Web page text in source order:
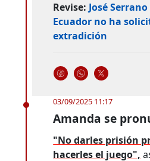
Revise: José
Ecuador no ha
extradición
03/09/2025 11:17
Amanda se
"No darles prisión
hacerles el juego",